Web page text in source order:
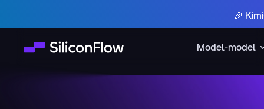
Model-model
🎉